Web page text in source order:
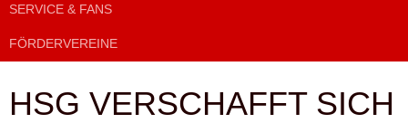
SERVICE & FANS
FÖRDERVEREINE
HSG VERSCHAFFT SICH